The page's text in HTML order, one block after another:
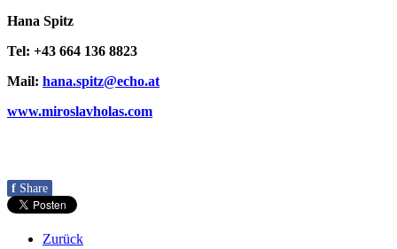
Hana Spitz
Tel: +43 664 136 8823
Mail: hana.spitz@echo.at
www.miroslavholas.com
f Share
Zurück